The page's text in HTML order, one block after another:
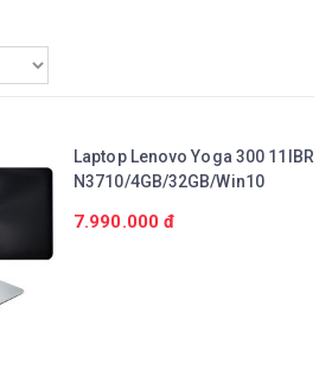
Laptop Lenovo Yoga 300 11IBR
N3710/4GB/32GB/Win10
7.990.000 đ